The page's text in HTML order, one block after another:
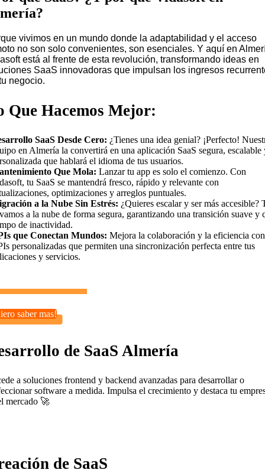
vivimos en un mundo donde la adaptabilidad y el acceso
no son solo convenientes, son esenciales. Y aquí en
está al frente de esta revolución, transformando ideas en
SaaS innovadoras que impulsan los ingresos
negocio.
Que Hacemos Mejor:
SaaS Desde Cero: ¿Tienes una idea genial? ¡Perfecto!
en Almería la convertirá en una aplicación SaaS segura, escalable
que hablará el idioma de tus usuarios.
Que Mola: Lanzar tu app es solo el comienzo. Con
tu SaaS se mantendrá fresco, rápido y relevante con
optimizaciones y arreglos puntuales.
a la Nube Sin Estrés: ¿Quieres escalar y ser más accesible?
a la nube de forma segura, garantizando una transición suave y
de inactividad.
que Conectan Mundos: Mejora la colaboración y la eficiencia con
personalizadas que permiten una sincronización perfecta entre tus
y servicios.
saber mas!
de SaaS Almería
a soluciones frontend y backend avanzadas para desarrollar o
software a medida. Impulsa el crecimiento y destaca tu
mercado 🚀
de SaaS